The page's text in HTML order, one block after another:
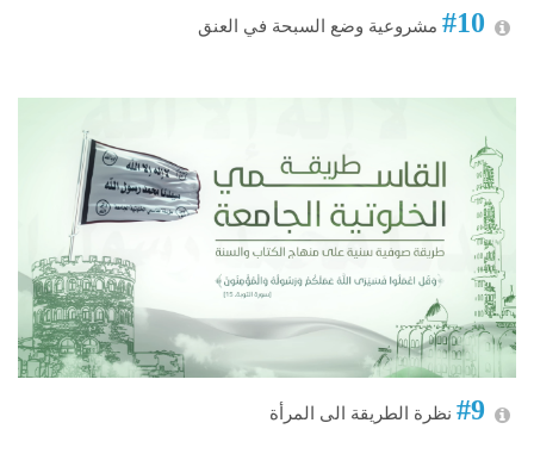
#10 مشروعية وضع السبحة في العنق
#9 نظرة الطريقة الى المرأة